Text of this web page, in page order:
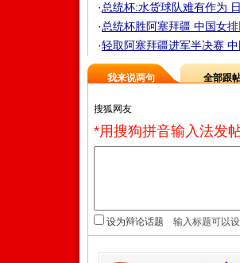
·总统杯:水货球队难有作为
·总统杯胜阿塞拜疆 中国女
·轻取阿塞拜疆进军半决赛 中
我来说两句 全部跟
*用搜狗拼音输入法发
设为辩论话题